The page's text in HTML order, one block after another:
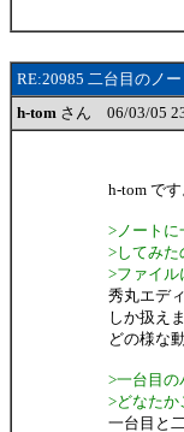
RE:20985 二台目のノ
h-tom さん 06/03/05
h-tom です
>ノート
>してみた
>ファイ
秀丸エデ
しか扱え
どの様な
>一台目の
>どなたか
一台目と